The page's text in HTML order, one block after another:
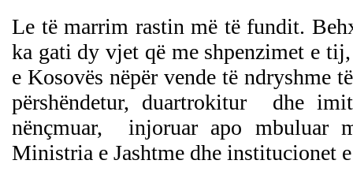
Le të marrim rastin më të fundit.
ka gati dy vjet që me shpenzimet e
e Kosovës nëpër vende të ndryshme
përshëndetur, duartrokitur dhe
nënçmuar, injoruar apo mbuluar
Ministria e Jashtme dhe institucionet